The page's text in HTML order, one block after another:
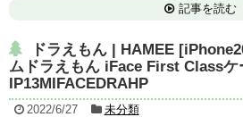
記事を読む
ドラえもん | HAMEE
ムドラえもん iFace First Classケ
IP13MIFACEDRAHP
2022/6/27
未分類